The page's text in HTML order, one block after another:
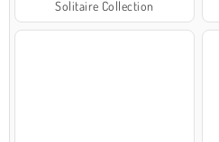
Solitaire Collection